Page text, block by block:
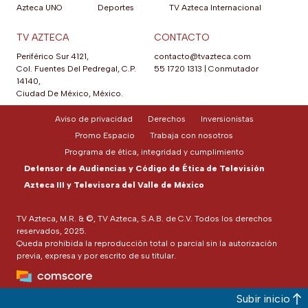
Azteca UNO
Deportes
TV Azteca Internacional
TV AZTECA
Periférico Sur 4121,
Col. Fuentes Del Pedregal, C.P.
14140,
Ciudad De México, México.
CONTACTO
contacto@tvazteca.com
55 1720 1313
Conmutador
TV Azteca, M.R. & ©, TV Azteca, S.A.B. de C.V. Todos los derechos
reservados, 2025.
Queda prohibida la reproducción total o parcial sin la autorización
previa, expresa y por escrito de su titular.
Aviso de privacidad Derechos
Inversionistas
Promo Espacio
Trabaja con nosotros
Programa de ética, integridad y cumplimiento
Defensor de Audiencias y Código de Ética de Televisión
Azteca III y Televisora del Valle de México
Subir inicio